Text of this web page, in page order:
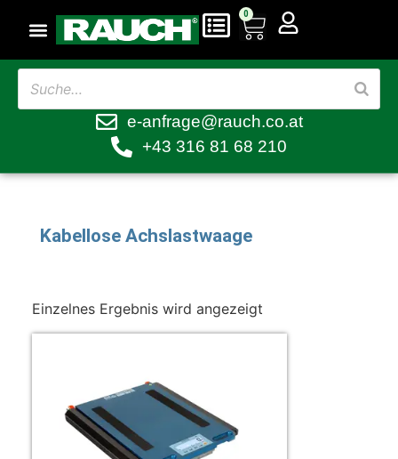
0
e-anfrage@rauch.co.at
+43 316 81 68 210
Kabellose Achslastwaage
Einzelnes Ergebnis wird angezeigt